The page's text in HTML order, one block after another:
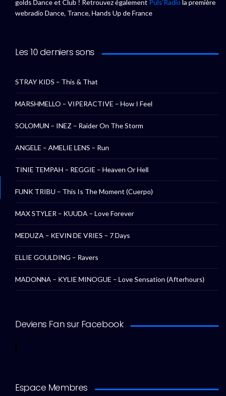
golds Dance et Club ! Retrouvez également Puls’Radio la première
webradio Dance, Trance, Hands Up de France
Les 10 derniers sons
STRAY KIDS – This & That
MARSHMELLO – VIPERACTIVE – How I Feel
SOLOMUN – INEZ – Raider On The Storm
ANGELE – AMELIE LENS – Run
TINIE TEMPAH – REGGIE – Heaven Or Hell
FUNK TRIBU – This Is The Moment (Cuerpo)
MAX STYLER – KUUDA – Love Forever
MEDUZA – KEVIN DE VRIES – 7 Days
ELLIE GOULDING – Ravers
MADONNA – KYLIE MINOGUE – Love Sensation (Afterhours)
Deviens Fan sur Facebook
Espace Membres